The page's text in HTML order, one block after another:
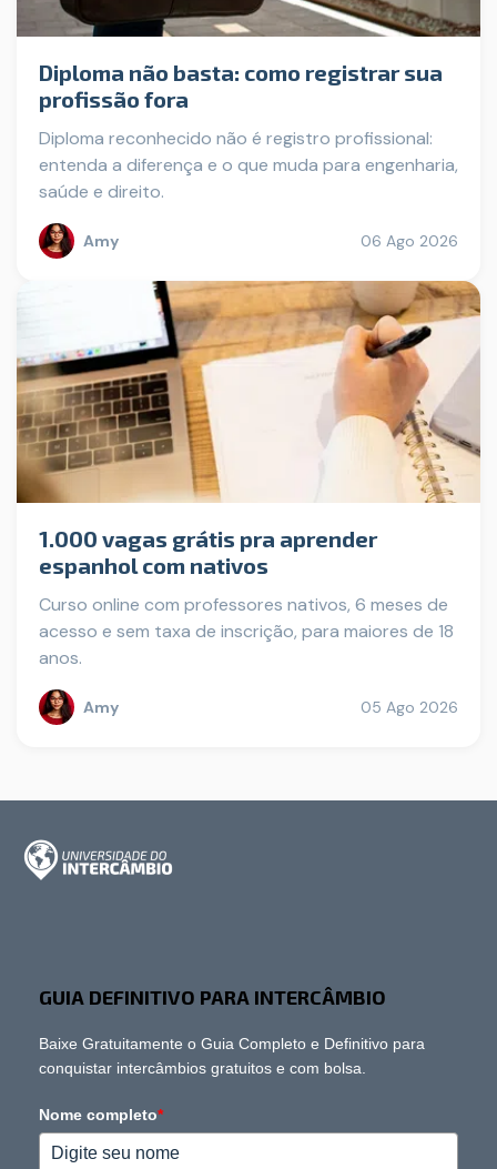
Diploma não basta: como registrar sua
profissão fora
Diploma reconhecido não é registro profissional:
entenda a diferença e o que muda para engenharia,
saúde e direito.
Amy 06 Ago 2026
1.000 vagas grátis pra aprender
espanhol com nativos
Curso online com professores nativos, 6 meses de
acesso e sem taxa de inscrição, para maiores de 18
anos.
Amy 05 Ago 2026
GUIA DEFINITIVO PARA INTERCÂMBIO
Baixe Gratuitamente o Guia Completo e Definitivo para
conquistar intercâmbios gratuitos e com bolsa.
Nome completo*